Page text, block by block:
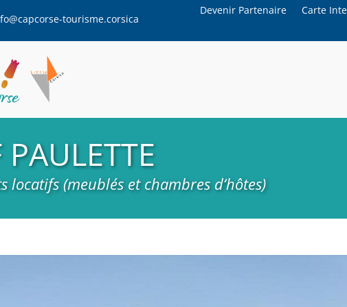
tourisme.corsica
Devenir Partenaire Carte
PAULETTE
locatifs (meublés et chambres d‘hôtes)